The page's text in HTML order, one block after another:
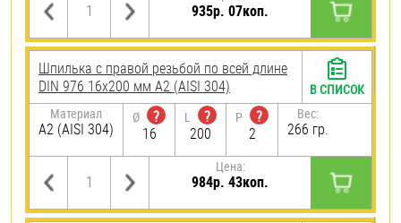
935р. 07коп.
Шпилька с правой резьбой по всей длине
DIN 976 16х200 мм А2 (AISI 304)
Материал
А2 (AISI 304)
Ø
?
16
L
?
200
P
?
2
Вес:
266 гр.
Цена:
984р. 43коп.
В СПИСОК